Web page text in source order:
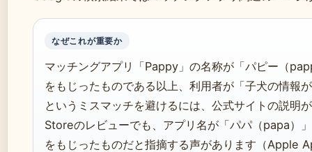
なぜこれが重要か
マッチングアプリ「Pappy」の名称が「パピー（
をもじったものである以上、利用者が「子犬の情報
というミスマッチを避けるには、公式サイトの説明
Storeのレビューでも、アプリ名が「パパ（papa）」
をもじったものだと指摘する声があります（Apple